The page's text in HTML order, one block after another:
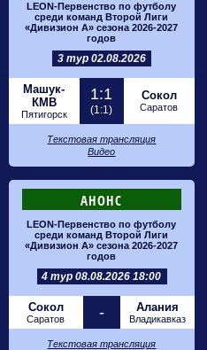
LEON-Первенство по футболу
среди команд Второй Лиги
«Дивизион А» сезона 2026-2027
годов
3 тур 02.08.2026
Машук-
КМВ
Пятигорск
1:1
(1:1)
Сокол
Саратов
Текстовая трансляция
Видео
АНОНС
LEON-Первенство по футболу
среди команд Второй Лиги
«Дивизион А» сезона 2026-2027
годов
4 тур 08.08.2026 18:00
Сокол
Саратов - Алания
Владикавказ
Текстовая трансляция